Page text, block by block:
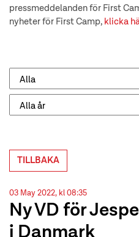
pressmeddelanden för First
nyheter för First Camp, klicka
TILLBAKA
03 May 2022, kl 08:35
Ny VD för
i Danmark